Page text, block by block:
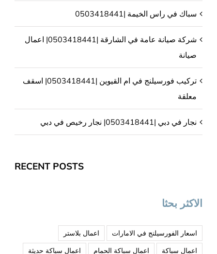
سباك في راس الخيمة |0503418441
شركة صيانة عامة في الشارقة |0503418441| اعمال
صيانة
تركيب فورسيلنج في ام القيوين |0503418441| اسقف
معلقة
نجار في دبي |0503418441| نجار رخيص في دبي
RECENT POSTS
الاكثر بحثا
اسعار الفورسيلنج في الامارات
اعمال بلاستر
اعمال سباكة
اعمال سباكة الحمام
اعمال سباكة حديثة